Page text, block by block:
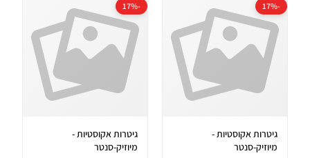
-17%
גיטרות אקוסטיות -
מיוזיק-סנטר
-17%
גיטרות אקוסטיות -
מיוזיק-סנטר